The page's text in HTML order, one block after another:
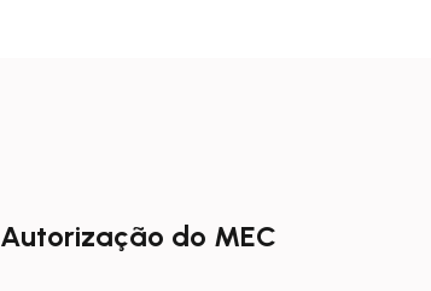
Autorização do MEC